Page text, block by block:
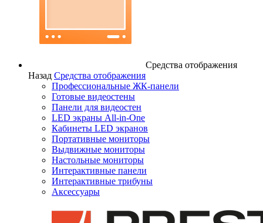
Средства отображения
Назад Средства отображения
Профессиональные ЖК-панели
Готовые видеостены
Панели для видеостен
LED экраны All-in-One
Кабинеты LED экранов
Портативные мониторы
Выдвижные мониторы
Настольные мониторы
Интерактивные панели
Интерактивные трибуны
Аксессуары